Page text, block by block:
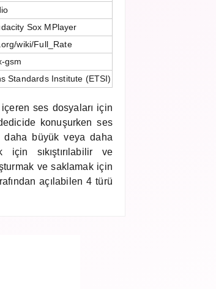
Sox MPlayer
wiki/Full_Rate
gsm
Standards Institute (ETSI)
ses dosyaları için
konuşurken ses
daha büyük veya daha
sıkıştırılabilir ve
ve saklamak için
açılabilen 4 türü